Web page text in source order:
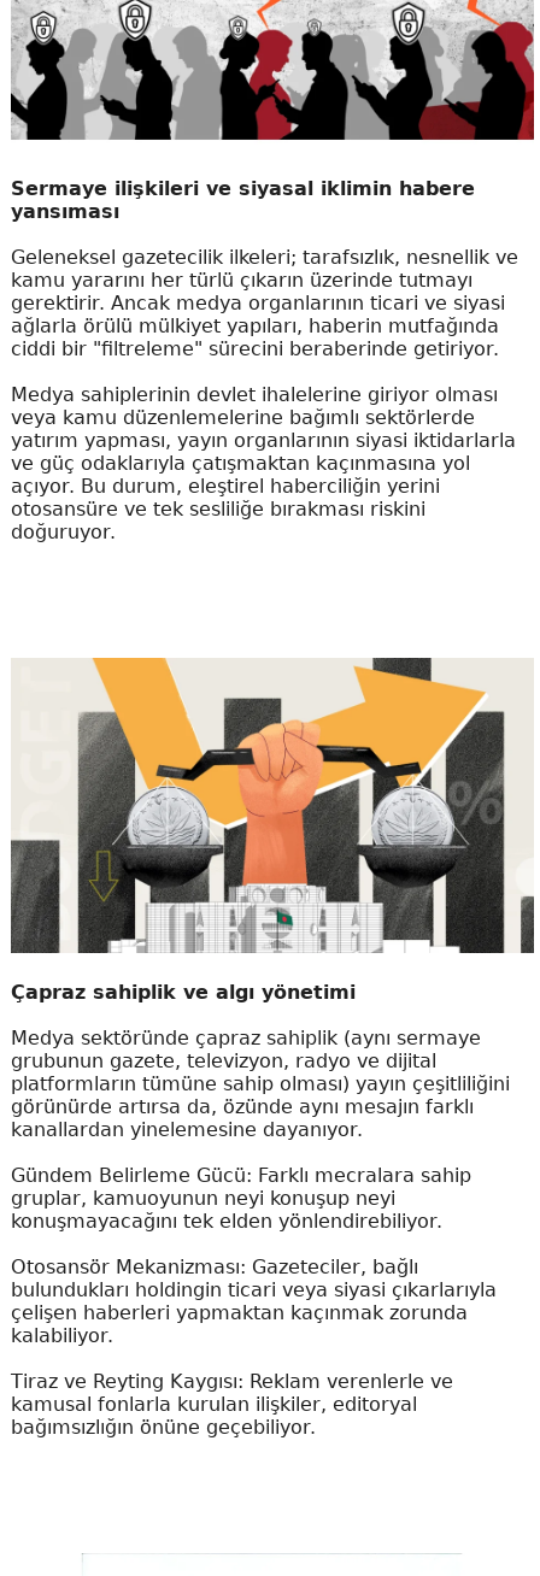
Sermaye ilişkileri ve siyasal iklimin habere
yansıması
Geleneksel gazetecilik ilkeleri; tarafsızlık, nesnellik ve
kamu yararını her türlü çıkarın üzerinde tutmayı
gerektirir. Ancak medya organlarının ticari ve siyasi
ağlarla örülü mülkiyet yapıları, haberin mutfağında
ciddi bir "filtreleme" sürecini beraberinde getiriyor.
Medya sahiplerinin devlet ihalelerine giriyor olması
veya kamu düzenlemelerine bağımlı sektörlerde
yatırım yapması, yayın organlarının siyasi iktidarlarla
ve güç odaklarıyla çatışmaktan kaçınmasına yol
açıyor. Bu durum, eleştirel haberciliğin yerini
otosansüre ve tek sesliliğe bırakması riskini
doğuruyor.
Çapraz sahiplik ve algı yönetimi
Medya sektöründe çapraz sahiplik (aynı sermaye
grubunun gazete, televizyon, radyo ve dijital
platformların tümüne sahip olması) yayın çeşitliliğini
görünürde artırsa da, özünde aynı mesajın farklı
kanallardan yinelemesine dayanıyor.
Gündem Belirleme Gücü: Farklı mecralara sahip
gruplar, kamuoyunun neyi konuşup neyi
konuşmayacağını tek elden yönlendirebiliyor.
Otosansör Mekanizması: Gazeteciler, bağlı
bulundukları holdingin ticari veya siyasi çıkarlarıyla
çelişen haberleri yapmaktan kaçınmak zorunda
kalabiliyor.
Tiraz ve Reyting Kaygısı: Reklam verenlerle ve
kamusal fonlarla kurulan ilişkiler, editoryal
bağımsızlığın önüne geçebiliyor.